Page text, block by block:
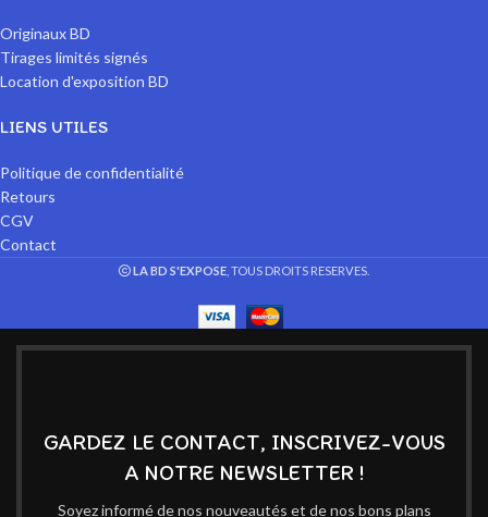
Originaux BD
Tirages limités signés
Location d'exposition BD
LIENS UTILES
Politique de confidentialité
Retours
CGV
Contact
LA BD S'EXPOSE , TOUS DROITS RESERVES.
GARDEZ LE CONTACT, INSCRIVEZ-VOUS
A NOTRE NEWSLETTER !
Soyez informé de nos nouveautés et de nos bons plans